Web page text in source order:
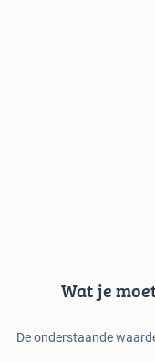
Wat je
De onderstaande